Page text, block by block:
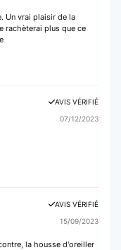
Un vrai plaisir de la
rachèterai plus que ce
AVIS VÉRIFIÉ
07/12/2023
AVIS VÉRIFIÉ
15/09/2023
la housse d'oreiller